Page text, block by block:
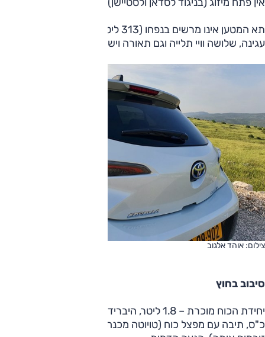
תא המטען אינו מרשים בנפחו (313 ליטר), אבל הוא כולל ווי
עגינה, שלושה וויי תלייה וגם תאורה ויש גלגל חלופי.
צילום: אוהד אלגוב
סיבוב בחוץ
כ"ס, תיבה עם מפצל כוח (טויוטה מכנה אותה "רציפה", ואנחנו